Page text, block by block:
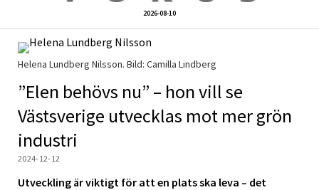
2026-08-10
Helena Lundberg Nilsson. Bild: Camilla Lindberg
”Elen behövs nu” – hon vill se
Västsverige utvecklas mot mer grön
industri
2024-12-12
Utveckling är viktigt för att en plats ska leva – det